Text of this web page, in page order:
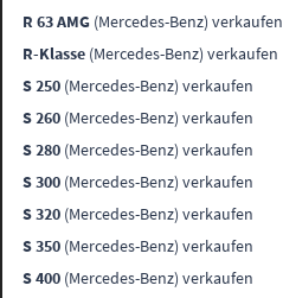
R 63 AMG (Mercedes-Benz) verkaufen
R-Klasse (Mercedes-Benz) verkaufen
S 250 (Mercedes-Benz) verkaufen
S 260 (Mercedes-Benz) verkaufen
S 280 (Mercedes-Benz) verkaufen
S 300 (Mercedes-Benz) verkaufen
S 320 (Mercedes-Benz) verkaufen
S 350 (Mercedes-Benz) verkaufen
S 400 (Mercedes-Benz) verkaufen